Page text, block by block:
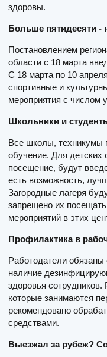
здоровы.
Больше пятидесяти -
Постановлением
области с 18 марта
С 18 марта по 10
спортивные и
мероприятия с числом
Школьники и
Все школы, техникумы
обучение. Для детских
посещение, будут
есть возможность,
Загородные лагеря
запрещено их
мероприятий в этих
Профилактика в
Работодатели обязаны
наличие
здоровья
которые занимаются
рекомендовано
средствами.
Выезжал за рубеж?